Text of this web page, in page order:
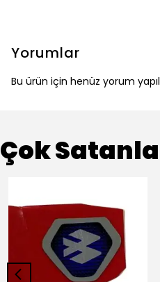
Yorumlar
Bu ürün için henüz yorum
Çok